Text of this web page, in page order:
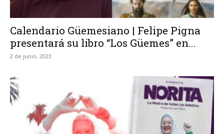
Calendario Güemesiano | Felipe Pigna
presentará su libro “Los Güemes” en...
2 de junio, 2023